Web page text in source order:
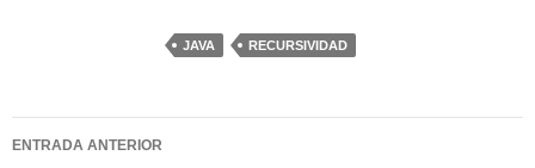
JAVA RECURSIVIDAD
Navegación
ENTRADA ANTERIOR